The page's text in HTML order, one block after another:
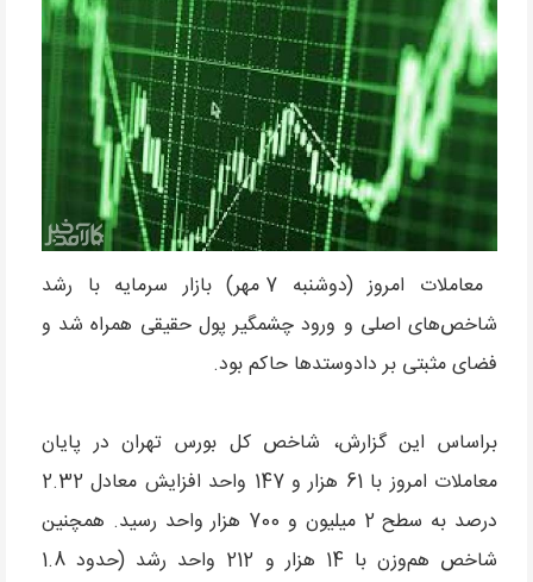
معاملات امروز (دوشنبه 7 مهر) بازار سرمایه با رشد
شاخص‌های اصلی و ورود چشمگیر پول حقیقی همراه شد و
فضای مثبتی بر دادوستدها حاکم بود.
براساس این گزارش، شاخص کل بورس تهران در پایان
معاملات امروز با 61 هزار و 147 واحد افزایش معادل 2.32
درصد به سطح 2 میلیون و 700 هزار واحد رسید. همچنین
شاخص هم‌وزن با 14 هزار و 212 واحد رشد (حدود 1.8